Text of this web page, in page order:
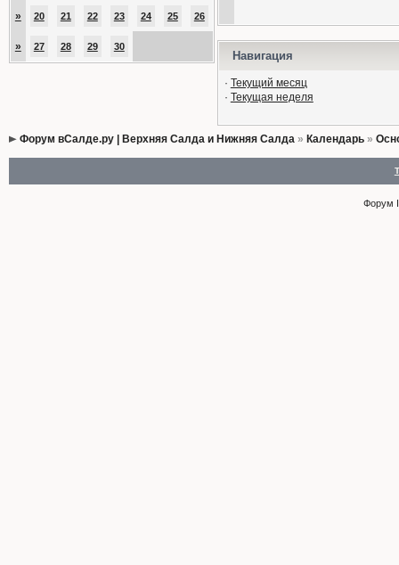
» 20 21 22 23 24 25 26
» 27 28 29 30
Навигация
· Текущий месяц
· Текущая неделя
Форум вСалде.ру | Верхняя Салда и Нижняя Салда» Календарь»
Форум